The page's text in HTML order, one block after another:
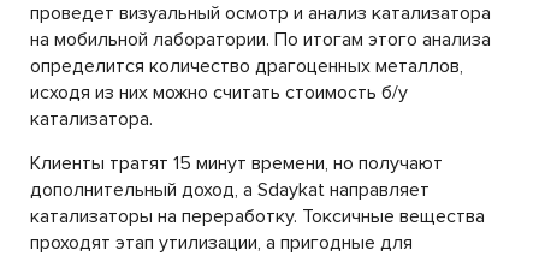
проведет визуальный осмотр и анализ катализатора
на мобильной лаборатории. По итогам этого анализа
определится количество драгоценных металлов,
исходя из них можно считать стоимость б/у
катализатора.
Клиенты тратят 15 минут времени, но получают
дополнительный доход, а Sdaykat направляет
катализаторы на переработку. Токсичные вещества
проходят этап утилизации, а пригодные для